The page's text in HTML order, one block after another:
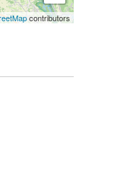
contributors